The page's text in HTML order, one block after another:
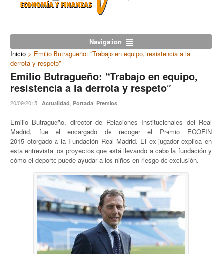
Navigation
Inicio > Emilio Butragueño: “Trabajo en equipo, resistencia a la
derrota y respeto”
Emilio Butragueño: “Trabajo en equipo,
resistencia a la derrota y respeto”
20/09/2015 ·Actualidad, Portada, Premios
Emilio Butragueño, director de Relaciones Institucionales del Real
Madrid, fue el encargado de recoger el Premio ECOFIN
2015 otorgado a la Fundación Real Madrid. El ex-jugador explica en
esta entrevista los proyectos que está llevando a cabo la fundación y
cómo el deporte puede ayudar a los niños en riesgo de exclusión.